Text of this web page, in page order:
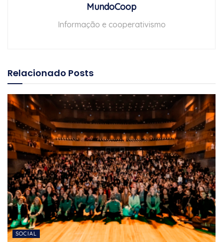
MundoCoop
Informação e cooperativismo
Relacionado Posts
SOCIAL